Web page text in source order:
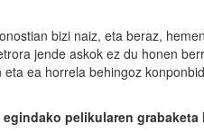
bizi naiz, eta beraz,
jende askok ez du honen
ea horrela behingoz
pelikularen grabaketa